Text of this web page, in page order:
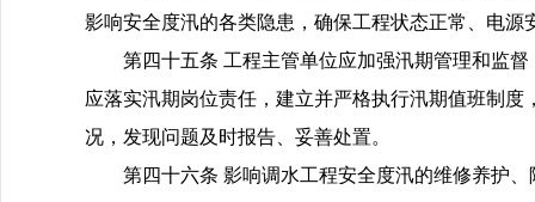
影响安全度汛的各类隐患，确保工程状态正常、电
第四十五条 工程主管单位应加强汛期管理和监
应落实汛期岗位责任，建立并严格执行汛期值班制
况，发现问题及时报告、妥善处置。
第四十六条 影响调水工程安全度汛的维修养护